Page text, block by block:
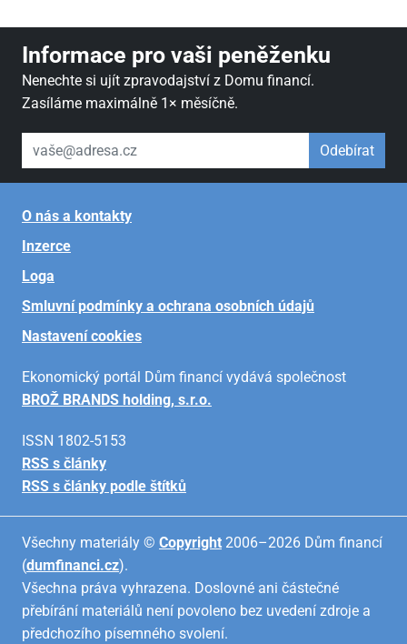
Informace pro vaši peněženku
Nenechte si ujít zpravodajství z Domu financí.
Zasíláme maximálně 1× měsíčně.
váš email Odebírat
O nás a kontakty
Inzerce
Loga
Smluvní podmínky a ochrana osobních údajů
Nastavení cookies
Ekonomický portál Dům financí vydává společnost
BROŽ BRANDS holding, s.r.o.
ISSN 1802-5153
RSS s články
RSS s články podle štítků
Všechny materiály © Copyright 2006–2026 Dům financí
(dumfinanci.cz).
Všechna práva vyhrazena. Doslovné ani částečné
přebírání materiálů není povoleno bez uvedení zdroje a
předchozího písemného svolení.